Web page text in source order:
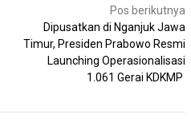
Pos berikutnya
Dipusatkan di Nganjuk Jawa
Timur, Presiden Prabowo Resmi
Launching Operasionalisasi
1.061 Gerai KDKMP